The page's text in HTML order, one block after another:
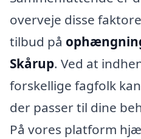
overveje disse
tilbud på
Skårup. Ved at
forskellige fagfolk
der passer til dine
På vores platform